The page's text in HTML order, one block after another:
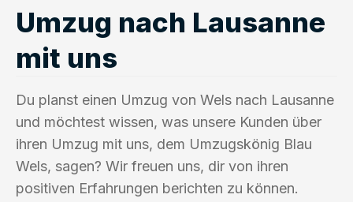
Umzug nach Lausanne
mit uns
Du planst einen Umzug von Wels nach Lausanne
und möchtest wissen, was unsere Kunden über
ihren Umzug mit uns, dem Umzugskönig Blau
Wels, sagen? Wir freuen uns, dir von ihren
positiven Erfahrungen berichten zu können.